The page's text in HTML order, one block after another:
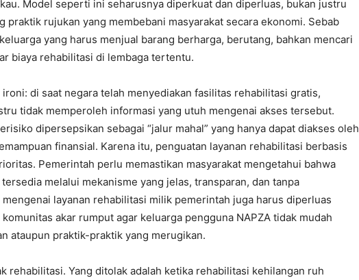
Model seperti ini seharusnya diperkuat dan diperluas, bukan justru
praktik rujukan yang membebani masyarakat secara ekonomi. Sebab
yang harus menjual barang berharga, berutang, bahkan mencari
biaya rehabilitasi di lembaga tertentu.
di saat negara telah menyediakan fasilitas rehabilitasi gratis,
tidak memperoleh informasi yang utuh mengenai akses tersebut.
dipersepsikan sebagai “jalur mahal” yang hanya dapat diakses oleh
finansial. Karena itu, penguatan layanan rehabilitasi berbasis
Pemerintah perlu memastikan masyarakat mengetahui bahwa
melalui mekanisme yang jelas, transparan, dan tanpa
layanan rehabilitasi milik pemerintah juga harus diperluas
akar rumput agar keluarga pengguna NAPZA tidak mudah
ataupun praktik-praktik yang merugikan.
rehabilitasi. Yang ditolak adalah ketika rehabilitasi kehilangan ruh